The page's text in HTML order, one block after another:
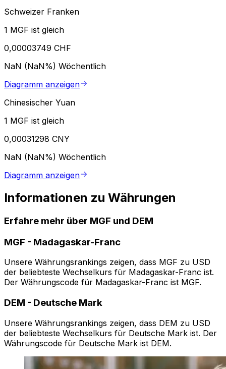
Schweizer Franken
1 MGF ist gleich
0,00003749 CHF
NaN (NaN%) Wöchentlich
Diagramm anzeigen
Chinesischer Yuan
1 MGF ist gleich
0,00031298 CNY
NaN (NaN%) Wöchentlich
Diagramm anzeigen
Informationen zu Währungen
Erfahre mehr über MGF und DEM
MGF - Madagaskar-Franc
Unsere Währungsrankings zeigen, dass MGF zu USD
der beliebteste Wechselkurs für Madagaskar-Franc ist.
Der Währungscode für Madagaskar-Franc ist MGF.
DEM - Deutsche Mark
Unsere Währungsrankings zeigen, dass DEM zu USD
der beliebteste Wechselkurs für Deutsche Mark ist. Der
Währungscode für Deutsche Mark ist DEM.